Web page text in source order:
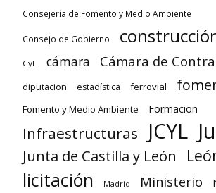
Consejería de Fomento y Medio Ambiente
Consejo de Gobierno
CyL cámara Cámara de
diputacion estadística ferrovial
Fomento y Medio Ambiente Formacion
Infraestructuras JCYL
Junta de Castilla y León
licitación Madrid Ministerio